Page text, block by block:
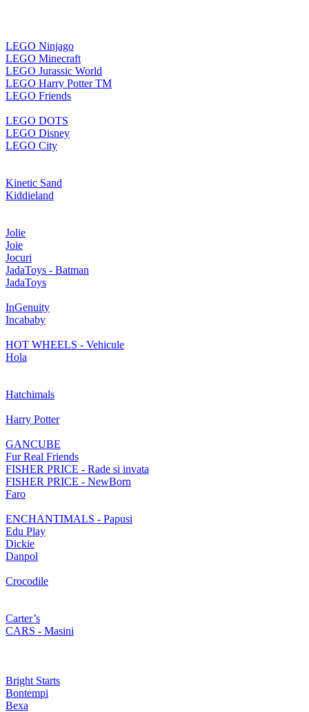
LEGO Ninjago
LEGO Minecraft
LEGO Jurassic World
LEGO Harry Potter TM
LEGO Friends
LEGO DOTS
LEGO Disney
LEGO City
Kinetic Sand
Kiddieland
Jolie
Joie
Jocuri
JadaToys - Batman
JadaToys
InGenuity
Incababy
HOT WHEELS - Vehicule
Hola
Hatchimals
Harry Potter
GANCUBE
Fur Real Friends
FISHER PRICE - Rade si invata
FISHER PRICE - NewBorn
Faro
ENCHANTIMALS - Papusi
Edu Play
Dickie
Danpol
Crocodile
Carter’s
CARS - Masini
Bright Starts
Bontempi
Bexa